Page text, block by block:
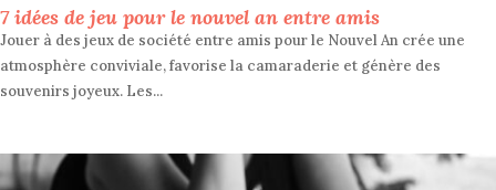
7 idées de jeu pour le nouvel an entre amis
Jouer à des jeux de société entre amis pour le Nouvel An crée une
atmosphère conviviale, favorise la camaraderie et génère des
souvenirs joyeux. Les...